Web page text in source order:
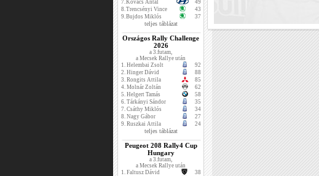
7.Kovács Antal
49
8.Trencsényi Vince
43
9.Bujdos Miklós 37
teljes táblázat
Országos Rally Challenge
2026
a 3.futam,
a Mecsek Rallye után
1. Helembai Zsolt
92
2. Hinger Dávid
88
3. Rongits Attila
85
4. Molnár Zoltán
62
5. Helgert Tamás
58
6. Tárkányi Sándor
35
7. Csáthy Miklós
34
8. Nagy Gábor
27
9. Ruszkai Attila 24
teljes táblázat
Peugeot 208 Rally4 Cup
Hungary
a 3.futam,
a Mecsek Rallye után
1. Faltusz Dávid
38